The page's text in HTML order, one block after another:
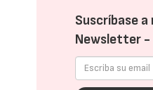
Suscríbase
Newsletter -